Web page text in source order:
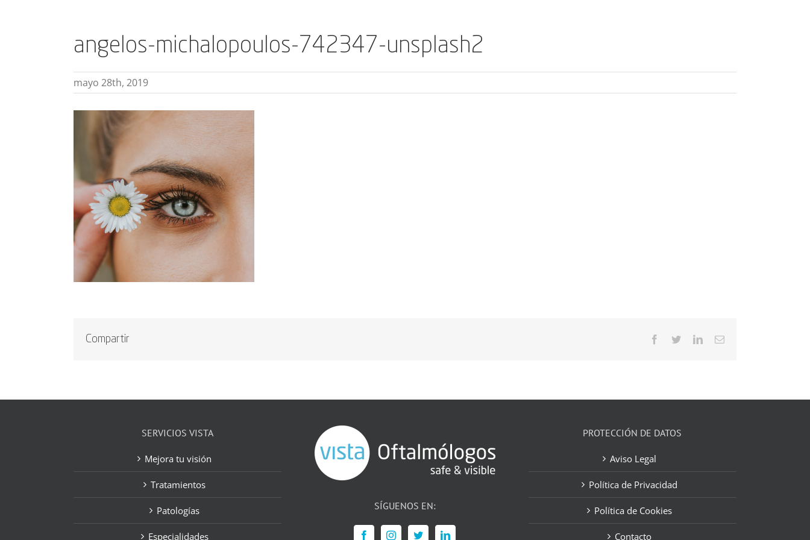
angelos-michalopoulos-742347-unsplash2
mayo 28th, 2019
Compartir Facebook
TwitterLinkedInCorreo
SERVICIOS VISTA
Mejora tu visión
Tratamientos
Patologías
Especialidades
SÍGUENOS EN:
PROTECCIÓN DE DATOS
Aviso Legal
Política de Privacidad
Política de Cookies
Contacto